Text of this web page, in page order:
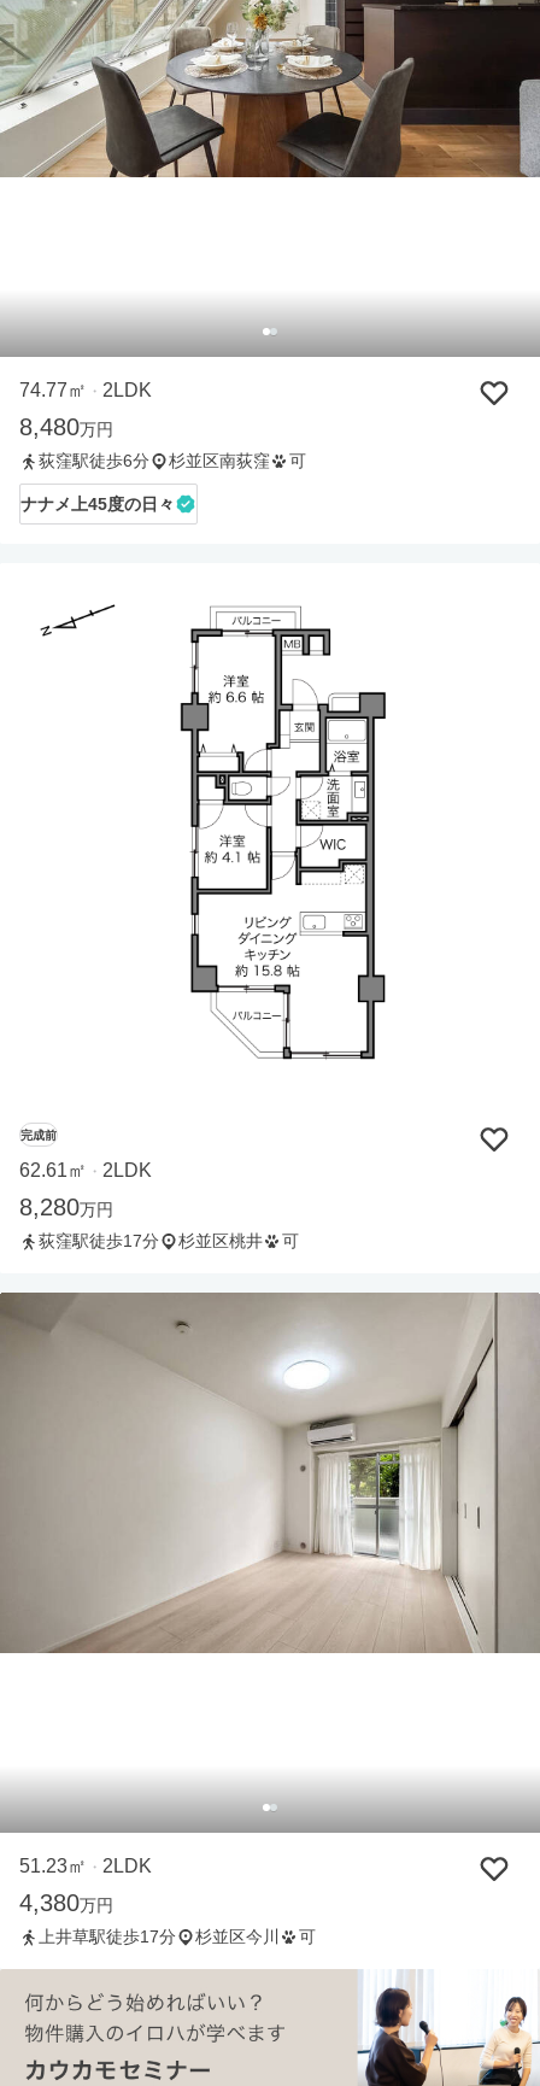
74.77㎡ ・ 2LDK
8,480万円
荻窪駅徒歩6分
杉並区南荻窪 可
ナナメ上45度の日々
完成前
62.61㎡ ・ 2LDK
8,280万円
荻窪駅徒歩17分
杉並区桃井 可
51.23㎡ ・ 2LDK
4,380万円
上井草駅徒歩17分
杉並区今川 可